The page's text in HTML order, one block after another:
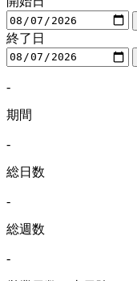
終了日
-
期間
-
総日数
-
総週数
-